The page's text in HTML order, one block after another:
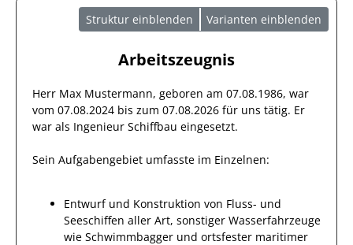
Struktur einblenden Varianten einblenden
Arbeitszeugnis
Herr Max Mustermann, geboren am 07.08.1986, war
vom 07.08.2024 bis zum 07.08.2026 für uns tätig. Er
war als Ingenieur Schiffbau eingesetzt.
Sein Aufgabengebiet umfasste im Einzelnen:
Entwurf und Konstruktion von Fluss- und
Seeschiffen aller Art, sonstiger Wasserfahrzeuge
wie Schwimmbagger und ortsfester maritimer